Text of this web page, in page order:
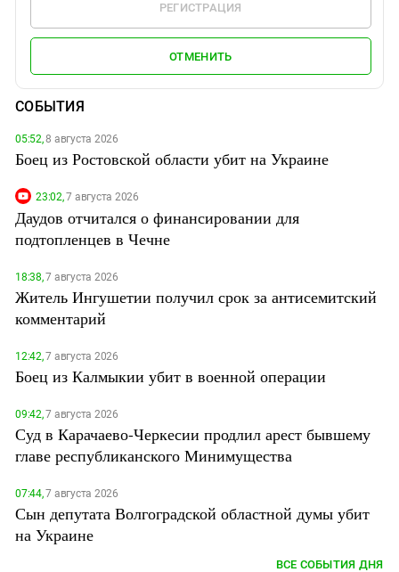
РЕГИСТРАЦИЯ
ОТМЕНИТЬ
СОБЫТИЯ
05:52,8 августа 2026
Боец из Ростовской области убит на Украине
23:02,7 августа 2026
Даудов отчитался о финансировании для
подтопленцев в Чечне
18:38,7 августа 2026
Житель Ингушетии получил срок за антисемитский
комментарий
12:42,7 августа 2026
Боец из Калмыкии убит в военной операции
09:42,7 августа 2026
Суд в Карачаево-Черкесии продлил арест бывшему
главе республиканского Минимущества
07:44,7 августа 2026
Сын депутата Волгоградской областной думы убит
на Украине
ВСЕ СОБЫТИЯ ДНЯ